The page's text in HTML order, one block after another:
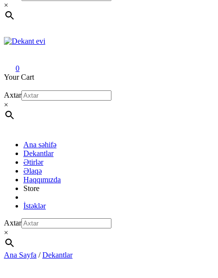
×
0
Your Cart
Axtar
×
Ana səhifə
Dekantlar
Ətirlər
Əlaqə
Haqqımızda
Store
İstəklər
Axtar
×
Ana Sayfa /Dekantlar